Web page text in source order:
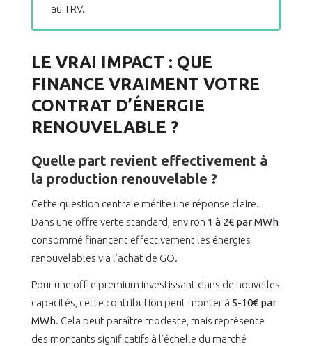
au TRV.
LE VRAI IMPACT : QUE
FINANCE VRAIMENT VOTRE
CONTRAT D’ÉNERGIE
RENOUVELABLE ?
Quelle part revient effectivement à
la production renouvelable ?
Cette question centrale mérite une réponse claire.
Dans une offre verte standard, environ 1 à 2€ par MWh
consommé financent effectivement les énergies
renouvelables via l’achat de GO.
Pour une offre premium investissant dans de nouvelles
capacités, cette contribution peut monter à 5-10€ par
MWh. Cela peut paraître modeste, mais représente
des montants significatifs à l’échelle du marché